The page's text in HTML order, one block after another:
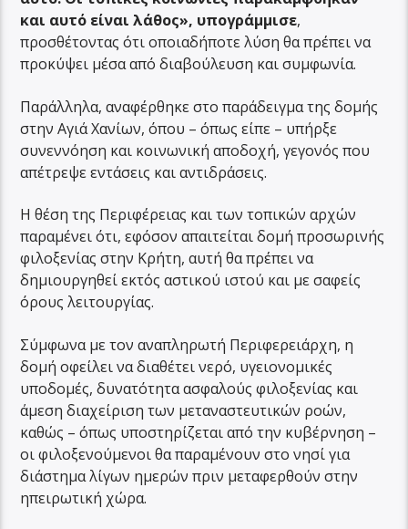
και αυτό είναι λάθος», υπογράμμισε,
προσθέτοντας ότι οποιαδήποτε λύση θα πρέπει να
προκύψει μέσα από διαβούλευση και συμφωνία.
Παράλληλα, αναφέρθηκε στο παράδειγμα της δομής
στην Αγιά Χανίων, όπου – όπως είπε – υπήρξε
συνεννόηση και κοινωνική αποδοχή, γεγονός που
απέτρεψε εντάσεις και αντιδράσεις.
Η θέση της Περιφέρειας και των τοπικών αρχών
παραμένει ότι, εφόσον απαιτείται δομή προσωρινής
φιλοξενίας στην Κρήτη, αυτή θα πρέπει να
δημιουργηθεί εκτός αστικού ιστού και με σαφείς
όρους λειτουργίας.
Σύμφωνα με τον αναπληρωτή Περιφερειάρχη, η
δομή οφείλει να διαθέτει νερό, υγειονομικές
υποδομές, δυνατότητα ασφαλούς φιλοξενίας και
άμεση διαχείριση των μεταναστευτικών ροών,
καθώς – όπως υποστηρίζεται από την κυβέρνηση –
οι φιλοξενούμενοι θα παραμένουν στο νησί για
διάστημα λίγων ημερών πριν μεταφερθούν στην
ηπειρωτική χώρα.